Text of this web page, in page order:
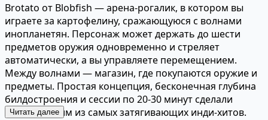
Brotato от Blobfish — арена-рогалик, в котором вы
играете за картофелину, сражающуюся с волнами
инопланетян. Персонаж может держать до шести
предметов оружия одновременно и стреляет
автоматически, а вы управляете перемещением.
Между волнами — магазин, где покупаются оружие и
предметы. Простая концепция, бесконечная глубина
билдостроения и сессии по 20-30 минут сделали
Brotato одним из самых затягивающих инди-хитов.
Читать далее